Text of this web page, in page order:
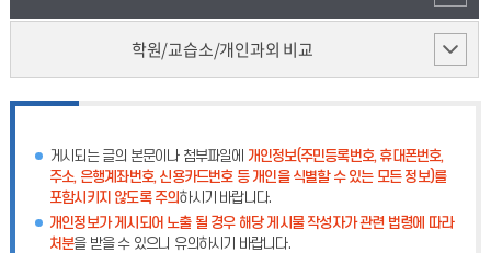
학원/교습소/개인과외 비교
게시되는 글의 본문이나 첨부파일에 개인정보(주민등록번호, 휴대폰번호,
주소, 은행계좌번호, 신용카드번호 등 개인을 식별할 수 있는 모든 정보)를
포함시키지 않도록 주의하시기 바랍니다.
개인정보가 게시되어 노출 될 경우 해당 게시물 작성자가 관련 법령에 따라
처분을 받을 수 있으니 유의하시기 바랍니다.